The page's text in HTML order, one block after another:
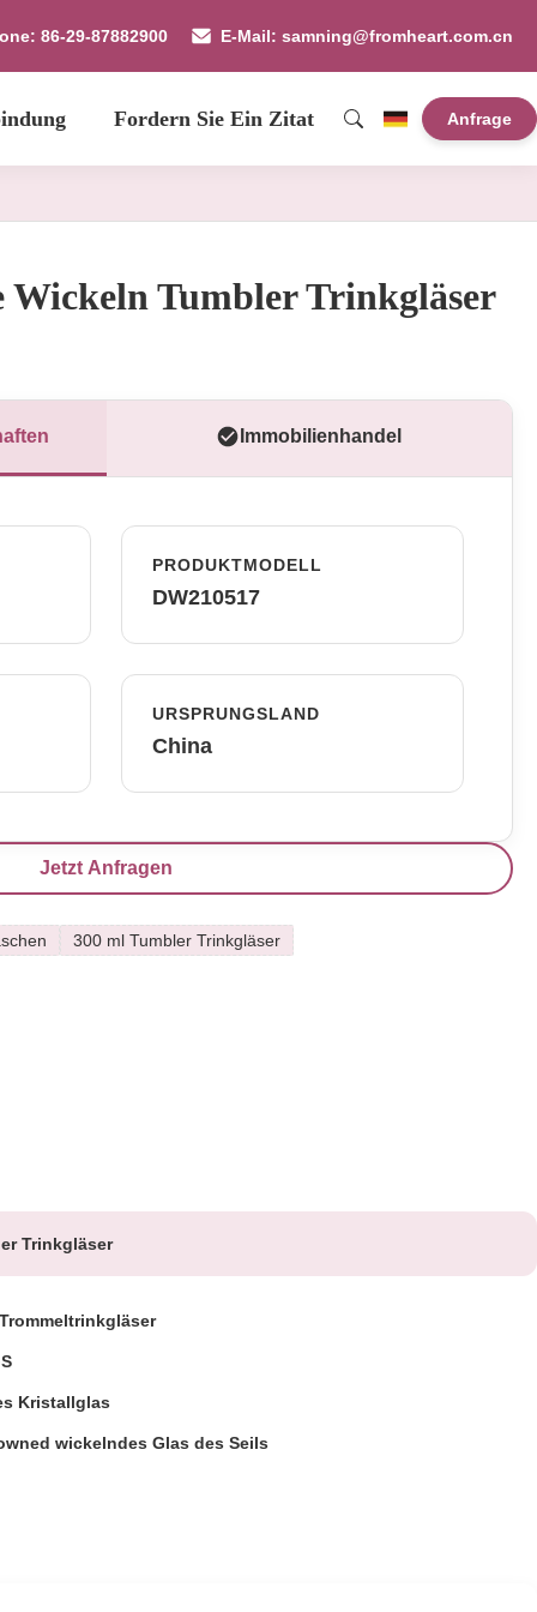
86-29-87882900 E-Mail: samning@fromheart.com.cn
Fordern Sie Ein Zitat Anfrage
Wickeln Tumbler Trinkgläser
Immobilienhandel
PRODUKTMODELL
DW210517
URSPRUNGSLAND
China
Jetzt Anfragen
300 ml Tumbler Trinkgläser
Trinkgläser
Kristallglas
wickelndes Glas des Seils